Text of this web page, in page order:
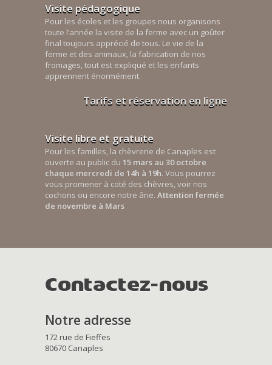
Visite pédagogique
Pour les écoles et les groupes nous organisons
toute l’année la visite de la ferme avec un goûter
final toujours apprécié de tous. Le vie de la
ferme et des animaux, la fabrication de nos
fromages, tout est expliqué et les enfants
apprennent énormément.
Tarifs et réservation en ligne
Visite libre et gratuite
Pour les familles, la chèvrerie de Canaples est
ouverte au public du 15 mars au 30 octobre
chaque mercredi de 14h à 19h. Vous pourrez
vous promener à coté des chèvres, voir nos
cochons ou encore notre âne. Attention fermée
de novembre à Mars
Contactez-nous
Notre adresse
172 rue de Fieffes
80670 Canaples